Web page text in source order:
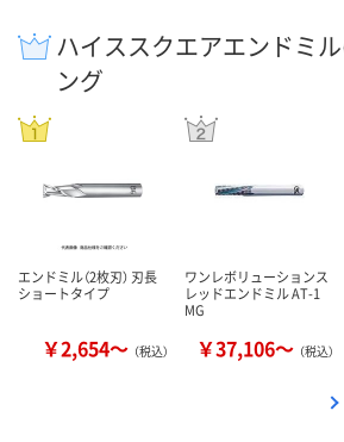
ハイススクエアエンドミ
ング
エンドミル（2枚刃） 刃長
ショートタイプ
￥2,654～ （税込）
ワンレボリューションス
レッドエンドミル AT-1
MG
￥37,106～ （税込）